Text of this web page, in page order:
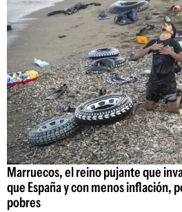
Marruecos, el reino pujante que
que España y con menos inflación,
pobres